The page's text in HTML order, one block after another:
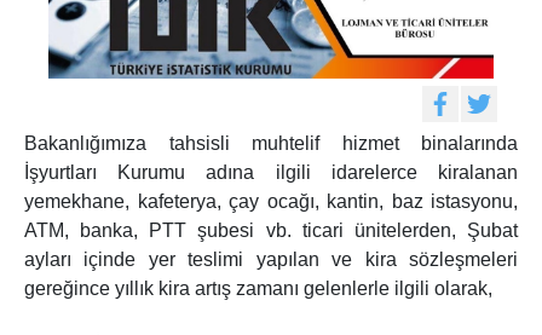
Bakanlığımıza tahsisli muhtelif hizmet binalarında
İşyurtları Kurumu adına ilgili idarelerce kiralanan
yemekhane, kafeterya, çay ocağı, kantin, baz istasyonu,
ATM, banka, PTT şubesi vb. ticari ünitelerden, Şubat
ayları içinde yer teslimi yapılan ve kira sözleşmeleri
gereğince yıllık kira artış zamanı gelenlerle ilgili olarak,